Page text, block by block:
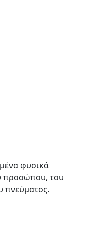
φυσικά
προσώπου, του
πνεύματος.